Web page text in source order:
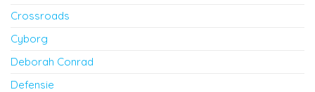
Crossroads
Cyborg
Deborah Conrad
Defensie